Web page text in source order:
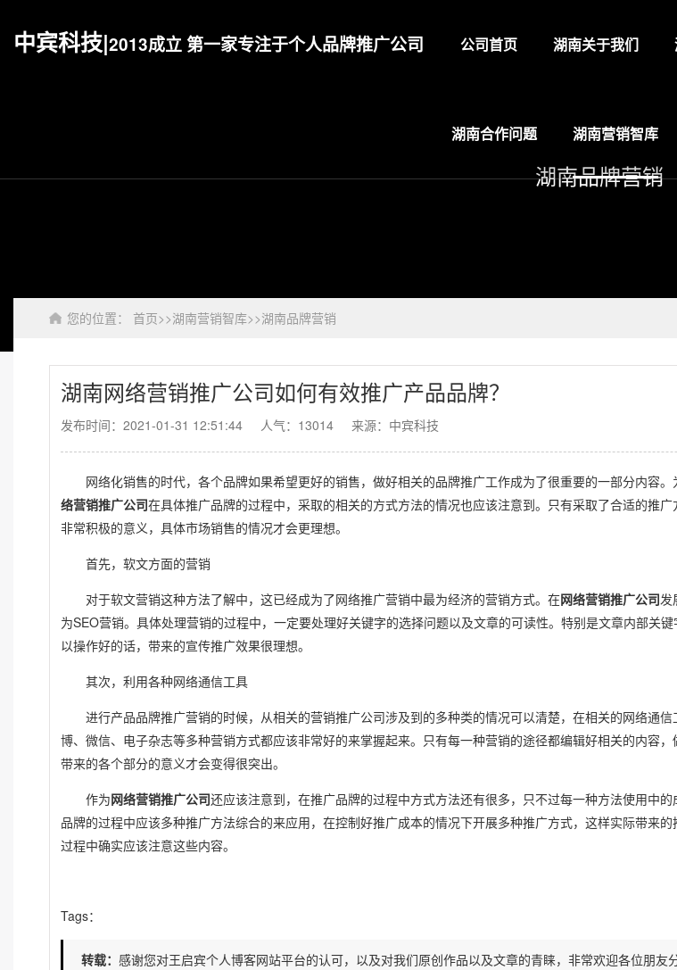
中宾科技|2013成立 第一家专注于个人品牌推广公司 公司首页 湖南关于我们
湖南合作问题 湖南营销智库
湖南品牌营销
您的位置： 首页>>湖南营销智库>>湖南品牌营销
湖南网络营销推广公司如何有效推广产品品牌？
发布时间：2021-01-31 12:51:44 人气：13014 来源：中宾科技
网络化销售的时代，各个品牌如果希望更好的销售，做好相关的品牌推广工作成为了很重要的一部分内容。
络营销推广公司在具体推广品牌的过程中，采取的相关的方式方法的情况也应该注意到。只有采取了合适的推
非常积极的意义，具体市场销售的情况才会更理想。
首先，软文方面的营销
对于软文营销这种方法了解中，这已经成为了网络推广营销中最为经济的营销方式。在网络营销推广公司发
为SEO营销。具体处理营销的过程中，一定要处理好关键字的选择问题以及文章的可读性。特别是文章内部关键
以操作好的话，带来的宣传推广效果很理想。
其次，利用各种网络通信工具
进行产品品牌推广营销的时候，从相关的营销推广公司涉及到的多种类的情况可以清楚，在相关的网络通
博、微信、电子杂志等多种营销方式都应该非常好的来掌握起来。只有每一种营销的途径都编辑好相关的内容
带来的各个部分的意义才会变得很突出。
作为 网络营销推广公司还应该注意到，在推广品牌的过程中方式方法还有很多，只不过每一种方法使用中
品牌的过程中应该多种推广方法综合的来应用，在控制好推广成本的情况下开展多种推广方式，这样实际带来
过程中确实应该注意这些内容。
Tags：
转载：感谢您对王启宾个人博客网站平台的认可，以及对我们原创作品以及文章的青睐，非常欢迎各位朋友